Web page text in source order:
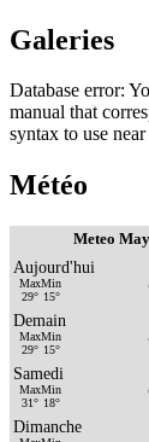
Galeries
Database error:
manual that
syntax to use
Météo
Meteo